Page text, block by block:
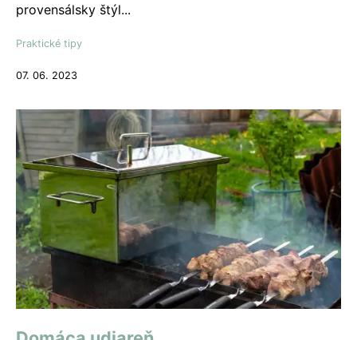
provensálsky štýl...
Praktické tipy
07. 06. 2023